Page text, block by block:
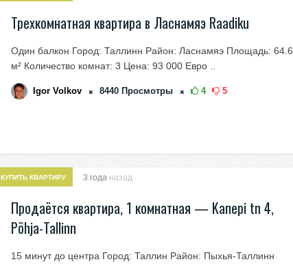
Трехкомнатная квартира в Ласнамяэ Raadiku
Один балкон Город: Таллинн Район: Ласнамяэ Площадь: 64.6
м² Количество комнат: 3 Цена: 93 000 Евро ..
Igor Volkov 8440 Просмотры 4 5
КУПИТЬ КВАРТИРУ 3 года назад
Продаётся квартира, 1 комнатная — Kanepi tn 4,
Põhja-Tallinn
15 минут до центра Город: Таллин Район: Пыхья-Таллинн